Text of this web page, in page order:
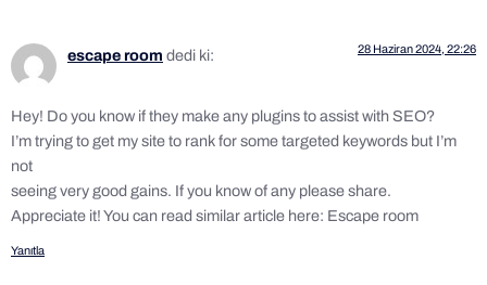
escape room dedi ki: 28 Haziran 2024, 22:26
Hey! Do you know if they make any plugins to assist with SEO?
I’m trying to get my site to rank for some targeted keywords but I’m
not
seeing very good gains. If you know of any please share.
Appreciate it! You can read similar article here: Escape room
Yanıtla